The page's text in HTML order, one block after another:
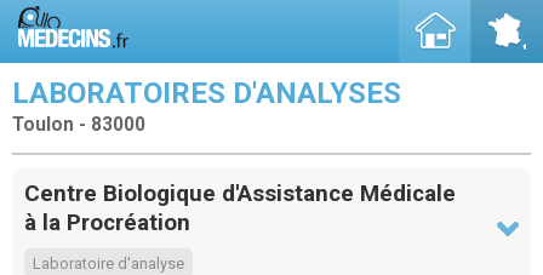
LABORATOIRES D'ANALYSES
Toulon - 83000
Centre Biologique d'Assistance Médicale
à la Procréation
Laboratoire d'analyse